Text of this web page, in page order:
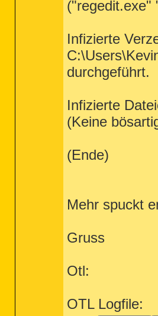
("regedit.exe"
Infizierte
durchgeführt.
Infizierte
(Keine
(Ende)
Mehr spuckt
Gruss
Otl:
OTL Logfile: